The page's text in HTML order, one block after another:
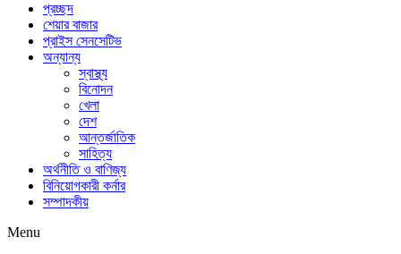
প্রচ্ছদ
শেয়ার বাজার
প্রাইস সেনসেটিভ
অন্যান্য
স্বাস্থ্য
বিনোদন
খেলা
দেশ
আন্তর্জাতিক
সাহিত্য
অর্থনীতি ও বাণিজ্য
বিনিয়োগকারী কর্নার
সম্পাদকীয়
Menu